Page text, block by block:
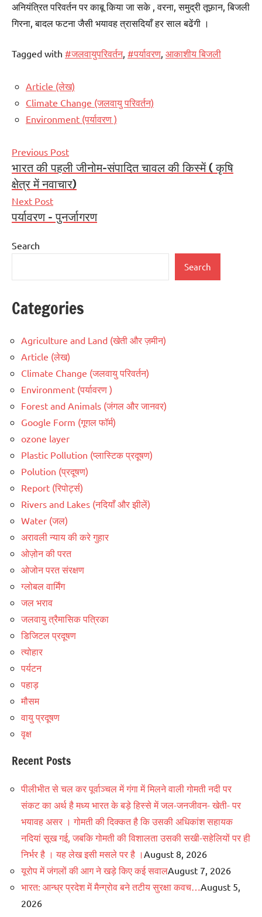
अनियंत्रित परिवर्तन पर काबू किया जा सके , वरना, समुद्री तूफ़ान, बिजली
गिरना, बादल फटना जैसी भयावह त्रासदियाँ हर साल बढेंगी ।
Tagged with #जलवायुपरिवर्तन, #पर्यावरण, आकाशीय बिजली
Article (लेख)
Climate Change (जलवायु परिवर्तन)
Environment (पर्यावरण )
Post
navigation
Previous Post
भारत की पहली जीनोम-संपादित चावल की किस्में ( कृषि
क्षेत्र में नवाचार)
Next Post
पर्यावरण – पुनर्जागरण
Search
Search
Categories
Agriculture and Land (खेती और ज़मीन)
Article (लेख)
Climate Change (जलवायु परिवर्तन)
Environment (पर्यावरण )
Forest and Animals (जंगल और जानवर)
Google Form (गूगल फॉर्म)
ozone layer
Plastic Pollution (प्लास्टिक प्रदूषण)
Polution (प्रदूषण)
Report (रिपोर्ट्स)
Rivers and Lakes (नदियाँ और झीलें)
Water (जल)
अरावली न्याय की करे गुहार
ओज़ोन की परत
ओजोन परत संरक्षण
ग्लोबल वार्मिंग
जल भराव
जलवायु त्रैमासिक पत्रिका
डिजिटल प्रदूषण
त्योहार
पर्यटन
पहाड़
मौसम
वायु प्रदूषण
वृक्ष
Recent Posts
पीलीभीत से चल कर पूर्वाञ्चल में गंगा में मिलने वाली गोमती नदी पर
संकट का अर्थ है मध्य भारत के बड़े हिस्से में जल-जनजीवन- खेती- पर
भयावह असर । गोमती की दिक्कत है कि उसकी अधिकांश सहायक
नदियां सूख गई, जबकि गोमती की विशालता उसकी सखी-सहेलियों पर ही
निर्भर है । यह लेख इसी मसले पर है । August 8, 2026
यूरोप में जंगलों की आग ने खड़े किए कई सवालAugust 7, 2026
भारत: आन्ध्र प्रदेश में मैन्ग्रोव बने तटीय सुरक्षा कवच… August 5,
2026